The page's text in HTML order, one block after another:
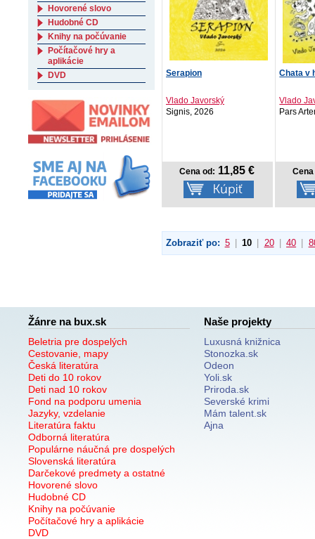
Serapion
Vlado Javorský
Signis, 2026
Cena od: 11,85 €
Chata v
Vlado
Pars
Zobraziť po: 5 10 20 40
Hovorené slovo
Hudobné CD
Knihy na počúvanie
Počítačové hry a
aplikácie
DVD
Žánre na bux.sk
Beletria pre dospelých
Cestovanie, mapy
Česká literatúra
Deti do 10 rokov
Deti nad 10 rokov
Fond na podporu umenia
Jazyky, vzdelanie
Literatúra faktu
Odborná literatúra
Populárne náučná pre dospelých
Slovenská literatúra
Darčekové predmety a ostatné
Hovorené slovo
Hudobné CD
Knihy na počúvanie
Počítačové hry a aplikácie
DVD
Naše projekty
Luxusná knižnica
Stonozka.sk
Odeon
Yoli.sk
Priroda.sk
Severské krimi
Mám talent.sk
Ajna